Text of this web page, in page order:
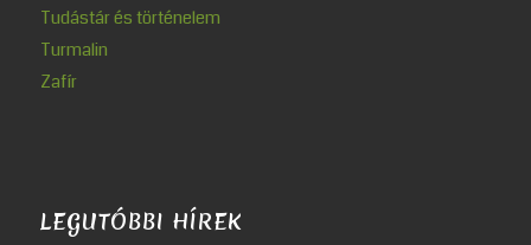
Tudástár és történelem
Turmalin
Zafír
LEGUTÓBBI HÍREK